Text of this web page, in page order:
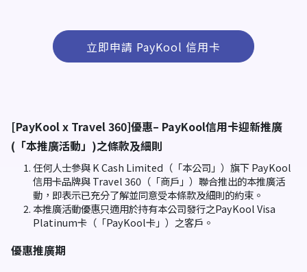
立即申請 PayKool 信用卡
[PayKool x Travel 360]優惠– PayKool信用卡迎新推廣
(「本推廣活動」)之條款及細則
任何人士參與 K Cash Limited（「本公司」）旗下 PayKool
信用卡品牌與 Travel 360（「商戶」）聯合推出的本推廣活
動，即表示已充分了解並同意受本條款及細則的約束。
本推廣活動優惠只適用於持有本公司發行之PayKool Visa
Platinum卡（「PayKool卡」）之客戶。
優惠推廣期